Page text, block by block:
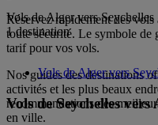
Réservez rapidement des
toute sécurité. Le symbole
tarif pour vos vols.
Nos guides des destinations
activités et les plus beaux
recommandations des
en ville.
Vols de Alger vers Seychelles
1 destination
Vols de Alger vers
Vols de Seychelles vers